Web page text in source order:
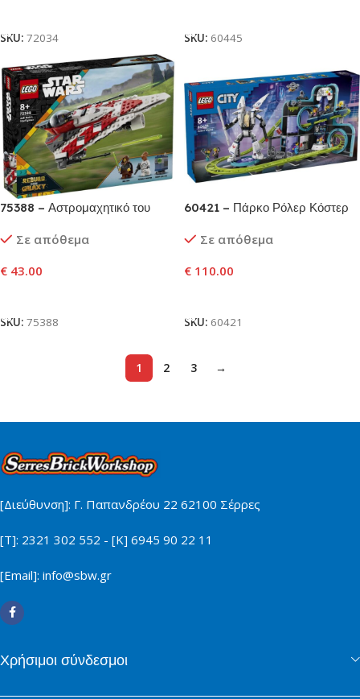
SKU: 72034
SKU: 60445
75388 – Αστρομαχητικό του
Σε απόθεμα
€ 43.00
SKU: 75388
60421 – Πάρκο Ρόλερ Κόστερ
Σε απόθεμα
€ 110.00
SKU: 60421
1 2 3 →
[Διεύθυνση]: Γ. Παπανδρέου 22 62100 Σέρρες
[Τ]: 2321 302 552 - [Κ] 6945 90 22 11
[Email]: info@sbw.gr
Χρήσιμοι σύνδεσμοι